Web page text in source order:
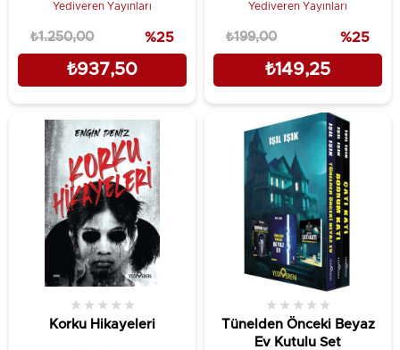
Yediveren Yayınları
₺937,50
₺1.250,00 %25
Yediveren Yayınları
₺149,25
₺199,00 %25
Korku Hikayeleri
★ ★ ★ ★ ★
Tünelden Önceki Beyaz
Ev Kutulu Set
★ ★ ★ ★ ★